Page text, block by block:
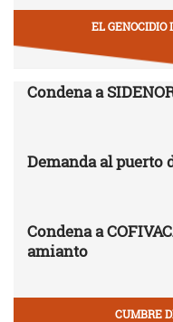
EL
Condena a
Demanda al puerto
Condena a
amianto
CUMBRE